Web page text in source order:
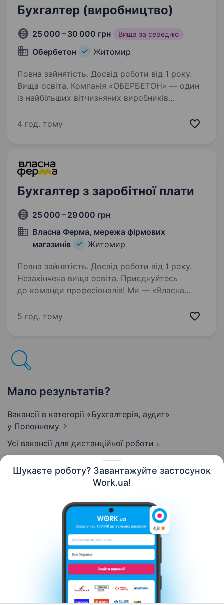
Шукаєте роботу? Завантажуйте застосунок
Work.ua!
Бухгалтер (виробництво)
25 000 – 30 000 грн Вища за середню
Обербетон Житомир
Повна зайнятість. Досвід роботи від 1 року.
Вища освіта. Компанія «ОБЕРБЕТОН» — один
із найбільших вітчизняних виробників
конкурс на заміщення вакансії: «Бухгалтер
4 год. тому
Бухгалтер з заробітної плати
25 000 – 29 000 грн
Власна Ферма, мережа фірмових
магазинів
Житомир
Повна зайнятість. Досвід роботи від 1 року.
Незакінчена вища освіта. Приєднуйтесь
до команди професіоналів! Ми — «Власна
поєднує власне виробництво та мережу
люблять…
5 год. тому
Мало результатів?
Вакансії в категорії «Бухгалтерія, аудит»
у Полонному
Усі вакансії для дистанційної роботи
Контакти Про нас
Кар’єра
Допомога Умови використання